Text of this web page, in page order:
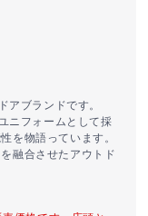
アブランドです。
ニフォームとして採
を物語っています。
融合させたアウトド